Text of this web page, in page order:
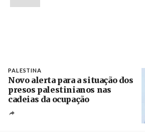
PALESTINA
Novo alerta para a situação dos
presos palestinianos nas
cadeias da ocupação